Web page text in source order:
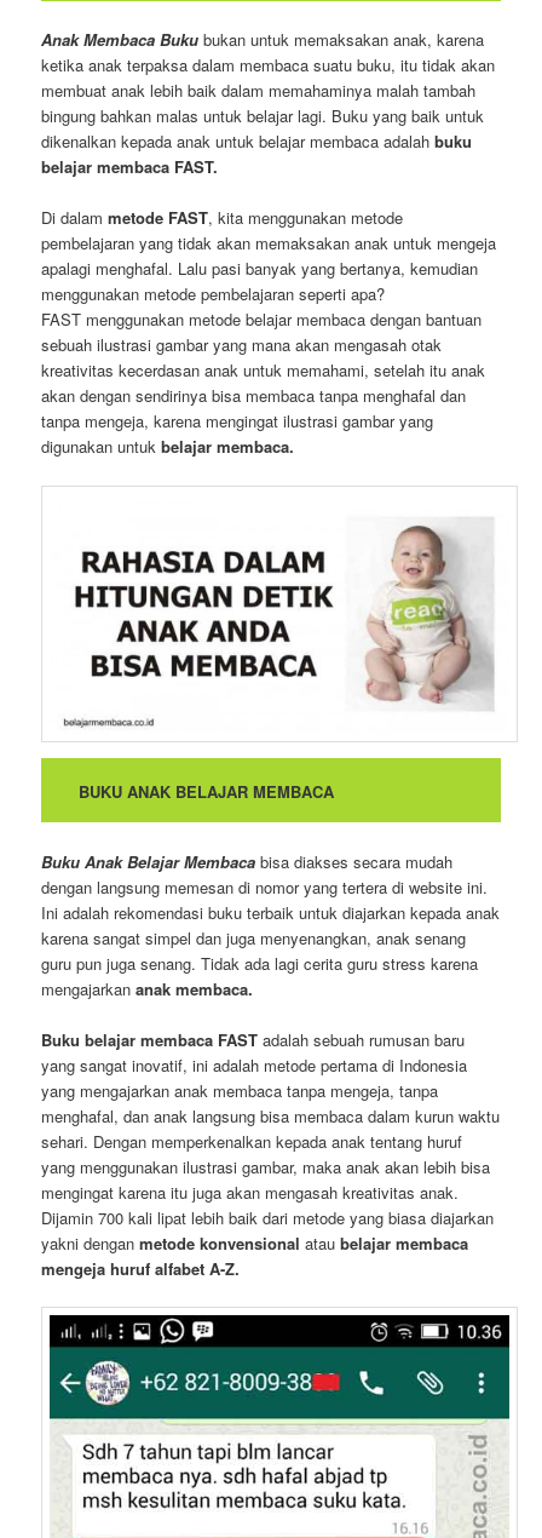
Anak Membaca Buku bukan untuk memaksakan anak, karena
ketika anak terpaksa dalam membaca suatu buku, itu tidak akan
membuat anak lebih baik dalam memahaminya malah tambah
bingung bahkan malas untuk belajar lagi. Buku yang baik untuk
dikenalkan kepada anak untuk belajar membaca adalahbuku
belajar membaca FAST.
Di dalammetode FAST, kita menggunakan metode
pembelajaran yang tidak akan memaksakan anak untuk mengeja
apalagi menghafal. Lalu pasi banyak yang bertanya, kemudian
menggunakan metode pembelajaran seperti apa?
FAST menggunakan metode belajar membaca dengan bantuan
sebuah ilustrasi gambar yang mana akan mengasah otak
kreativitas kecerdasan anak untuk memahami, setelah itu anak
akan dengan sendirinya bisa membaca tanpa menghafal dan
tanpa mengeja, karena mengingat ilustrasi gambar yang
digunakan untukbelajar membaca.
BUKU ANAK BELAJAR MEMBACA
Buku Anak Belajar Membaca bisa diakses secara mudah
dengan langsung memesan di nomor yang tertera di website ini.
Ini adalah rekomendasi buku terbaik untuk diajarkan kepada anak
karena sangat simpel dan juga menyenangkan, anak senang
guru pun juga senang. Tidak ada lagi cerita guru stress karena
mengajarkananak membaca.
Buku belajar membaca FAST adalah sebuah rumusan baru
yang sangat inovatif, ini adalah metode pertama di Indonesia
yang mengajarkan anak membaca tanpa mengeja, tanpa
menghafal, dan anak langsung bisa membaca dalam kurun waktu
sehari. Dengan memperkenalkan kepada anak tentang huruf
yang menggunakan ilustrasi gambar, maka anak akan lebih bisa
mengingat karena itu juga akan mengasah kreativitas anak.
Dijamin 700 kali lipat lebih baik dari metode yang biasa diajarkan
yakni denganmetode konvensionalataubelajar membaca
mengeja huruf alfabet A-Z.